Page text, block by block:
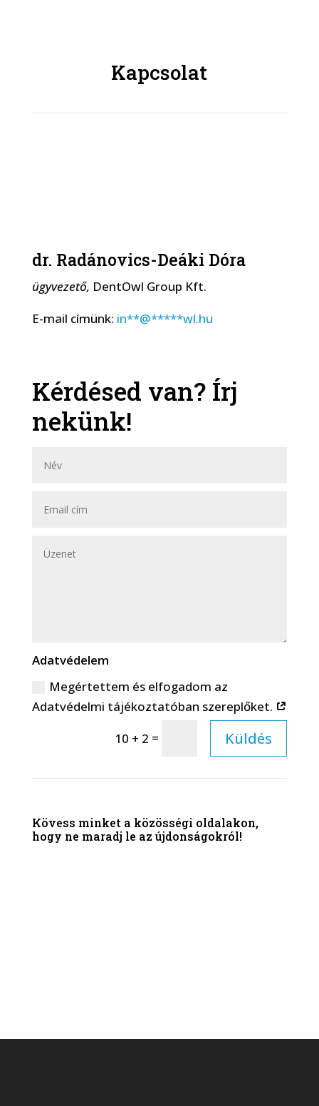
Kapcsolat
dr. Radánovics-Deáki Dóra
ügyvezető, DentOwl Group Kft.
E-mail címünk: in**@*****wl.hu
Kérdésed van? Írj
nekünk!
Adatvédelem
Megértettem és elfogadom az
Adatvédelmi tájékoztatóban szereplőket.
10 + 2 = Küldés
Kövess minket a közösségi oldalakon,
hogy ne maradj le az újdonságokról!